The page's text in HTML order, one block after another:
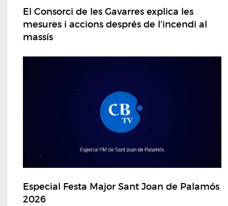
El Consorci de les Gavarres explica les
mesures i accions després de l'incendi al
massís
Especial Festa Major Sant Joan de Palamós
2026